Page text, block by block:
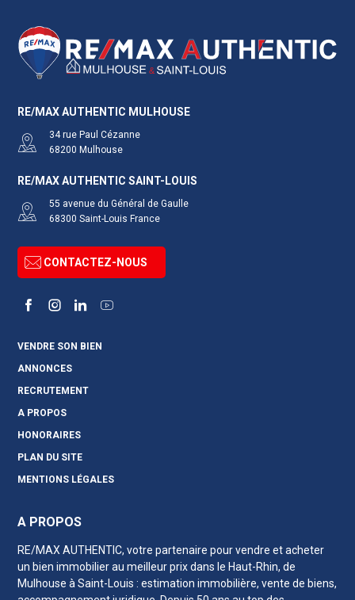
RE/MAX AUTHENTIC MULHOUSE
34 rue Paul Cézanne
68200 Mulhouse
RE/MAX AUTHENTIC SAINT-LOUIS
55 avenue du Général de Gaulle
68300 Saint-Louis France
CONTACTEZ-NOUS
FacebookInstagramLinkedInYouTube
VENDRE SON BIEN
ANNONCES
RECRUTEMENT
A PROPOS
HONORAIRES
PLAN DU SITE
MENTIONS LÉGALES
A PROPOS
RE/MAX AUTHENTIC, votre partenaire pour vendre et acheter
un bien immobilier au meilleur prixdans le Haut-Rhin, de
Mulhouse à Saint-Louis : estimation immobilière, vente de biens,